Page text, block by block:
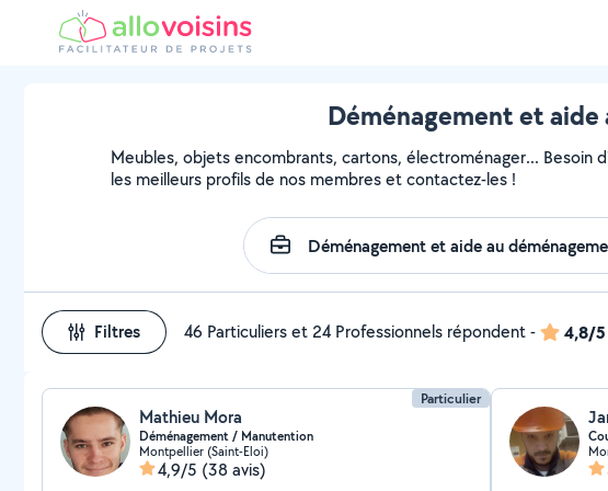
Déménagement et
Meubles, objets encombrants, cartons, électroménager... Besoin
les meilleurs profils de nos membres et contactez-les !
Filtres 46 Particuliers et 24 Professionnels répondent- 4,8/5
Particulier
Mathieu Mora
Déménagement / Manutention
Montpellier (Saint-Eloi)
4,9/5 (38 avis)